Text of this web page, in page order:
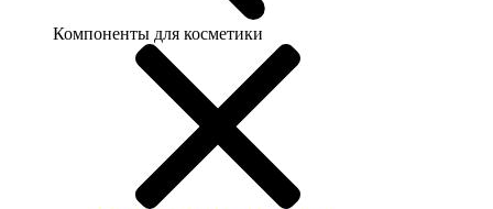
Компоненты для косметики